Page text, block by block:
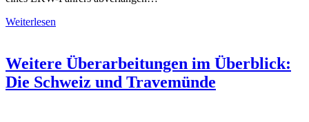
Weiterlesen
Weitere Überarbeitungen im Überblick:
Die Schweiz und Travemünde